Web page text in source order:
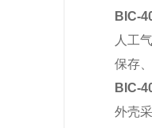
BIC-
人工
保存
BIC-
外壳